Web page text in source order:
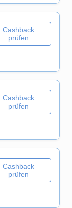
Cashback
prüfen
Cashback
prüfen
Cashback
prüfen